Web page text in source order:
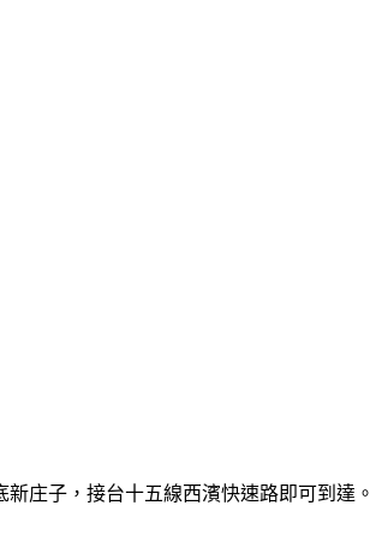
庄子，接台十五線西濱快速路即可到達。